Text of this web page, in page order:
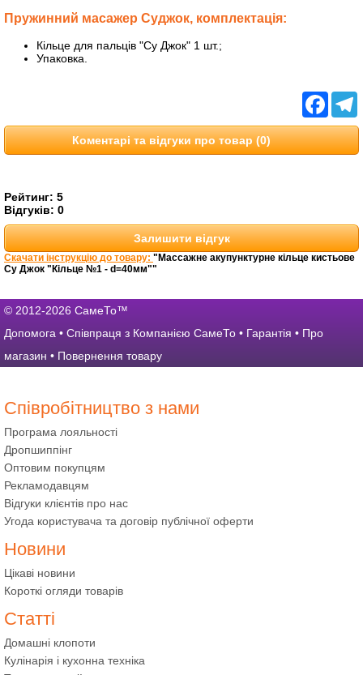
Пружинний масажер Суджок, комплектація:
Кільце для пальців "Су Джок" 1 шт.;
Упаковка.
Коментарі та відгуки про товар (0)
Рейтинг: 5
Відгуків: 0
Залишити відгук
Скачати інструкцію до товару: "Массажне акупунктурне кільце кистьове
Су Джок "Кільце №1 - d=40мм""
© 2012-2026 СамеТо™
Допомога • Співпраця з Компанією СамеТо • Гарантія • Про
магазин • Повернення товару
Співробітництво з нами
Програма лояльності
Дропшиппінг
Оптовим покупцям
Рекламодавцям
Відгуки клієнтів про нас
Угода користувача та договір публічної оферти
Новини
Цікаві новини
Короткі огляди товарів
Статті
Домашні клопоти
Кулінарія і кухонна техніка